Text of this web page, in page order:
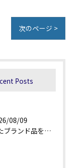
次のページ >
Posts
08/09
壊れたブランド品を高額査定に変える秘訣